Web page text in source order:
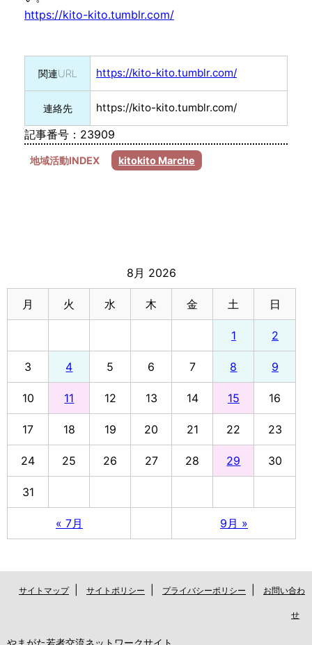
https://kito-kito.tumblr.com/
関連URL https://kito-kito.tumblr.com/
連絡先 https://kito-kito.tumblr.com/
記事番号：23909
地域活動INDEX kitokito Marche
8月 2026
月 火 水 木 金 土 日
1 2
3 4 5 6 7 8 9
10 11 12 13 14 15 16
17 18 19 20 21 22 23
24 25 26 27 28 29 30
31
« 7月 9月 »
サイトマップ サイトポリシー プライバシーポリシー お問い合わ
せ
やまがた若者交流ネットワークサイト